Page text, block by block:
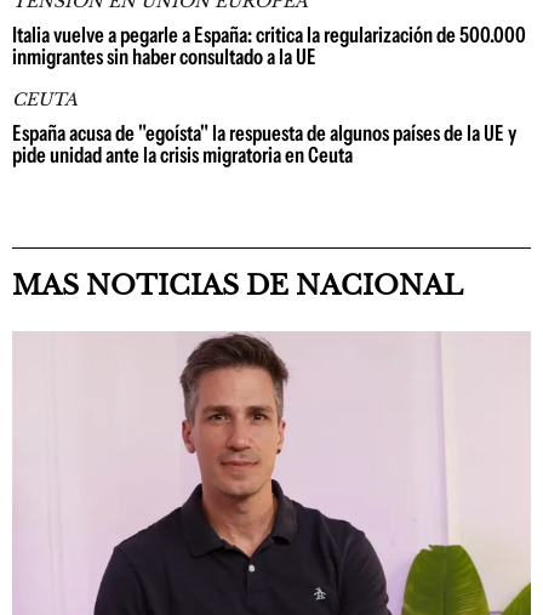
Italia vuelve a pegarle a España: critica la regularización de 500.000
inmigrantes sin haber consultado a la UE
CEUTA
España acusa de "egoísta" la respuesta de algunos países de la UE y
pide unidad ante la crisis migratoria en Ceuta
MAS NOTICIAS DE NACIONAL